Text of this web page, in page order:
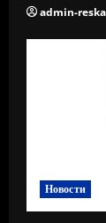
admin-reska
Новости